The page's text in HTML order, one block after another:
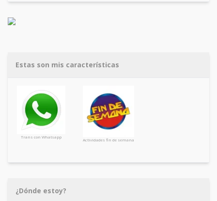
Estas son mis características
Trans con Whatsapp
Actividades fin de semana
¿Dónde estoy?